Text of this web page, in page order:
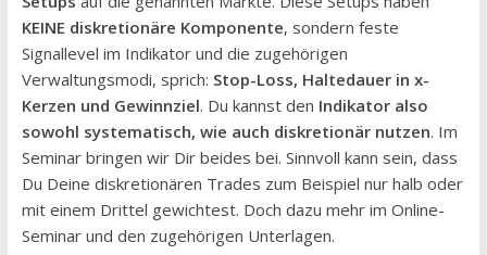
KEINE diskretionäre Komponente, sondern feste
Signallevel im Indikator und die zugehörigen
Verwaltungsmodi, sprich: Stop-Loss, Haltedauer in x-
Kerzen und Gewinnziel. Du kannst den Indikator also
sowohl systematisch, wie auch diskretionär nutzen. Im
Seminar bringen wir Dir beides bei. Sinnvoll kann sein, dass
Du Deine diskretionären Trades zum Beispiel nur halb oder
mit einem Drittel gewichtest. Doch dazu mehr im Online-
Seminar und den zugehörigen Unterlagen.